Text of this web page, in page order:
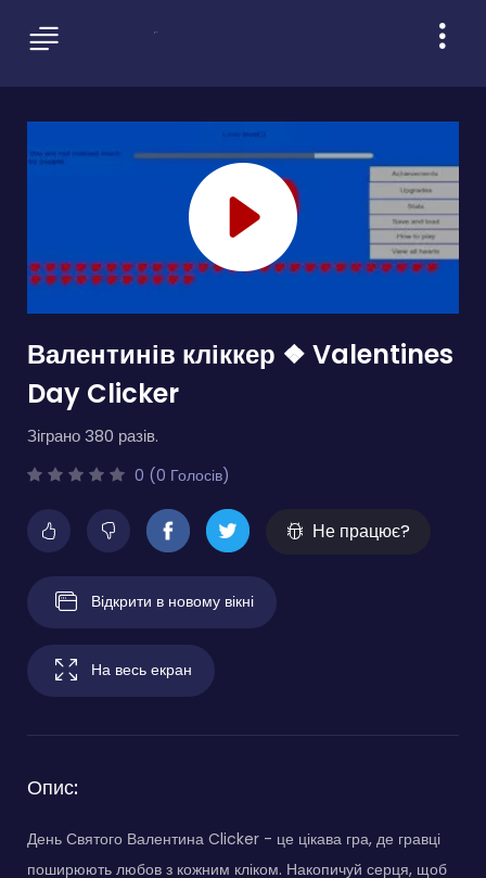
Валентинів кліккер ❖ Valentines
Day Clicker
Зіграно 380 разів.
0 (0 Голосів)
Не працює?
Відкрити в новому вікні
На весь екран
Опис:
День Святого Валентина Clicker - це цікава гра, де гравці
поширюють любов з кожним кліком. Накопичуй серця, щоб